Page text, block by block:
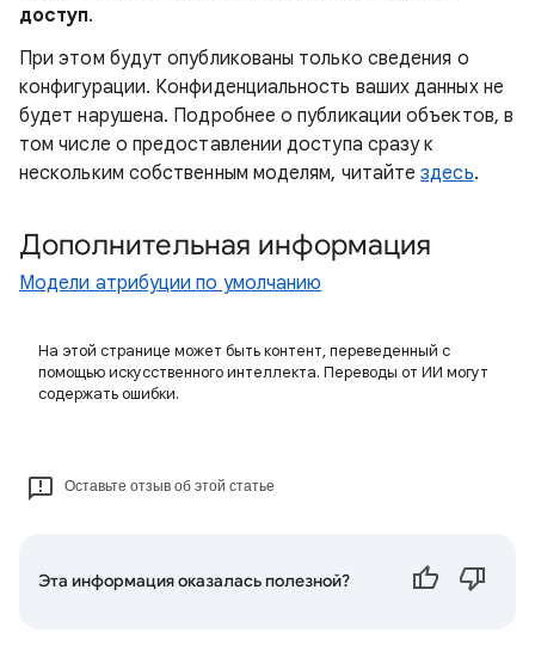
доступ.
При этом будут опубликованы только сведения о
конфигурации. Конфиденциальность ваших данных не
будет нарушена. Подробнее о публикации объектов, в
том числе о предоставлении доступа сразу к
нескольким собственным моделям, читайтездесь.
Дополнительная информация
Модели атрибуции по умолчанию
На этой странице может быть контент, переведенный с
помощью искусственного интеллекта. Переводы от ИИ могут
содержать ошибки.
Оставьте отзыв об этой статье
Эта информация оказалась полезной?